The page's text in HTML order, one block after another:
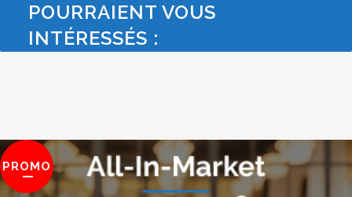
POURRAIENT VOUS
INTÉRESSÉS :
PROMO